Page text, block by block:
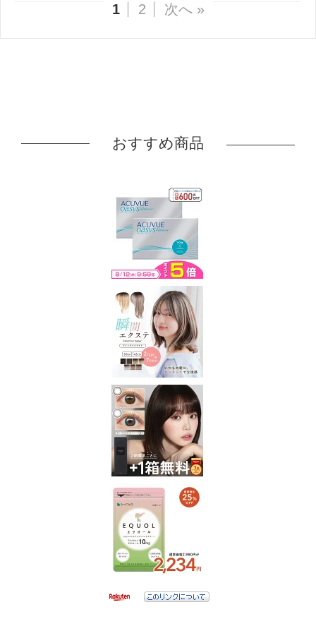
1 2 次へ »
おすすめ商品